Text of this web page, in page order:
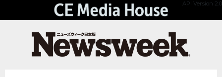
API Version 2.0